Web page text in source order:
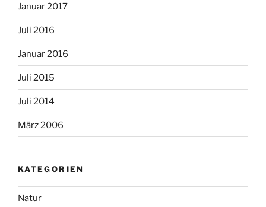
Januar 2017
Juli 2016
Januar 2016
Juli 2015
Juli 2014
März 2006
KATEGORIEN
Natur